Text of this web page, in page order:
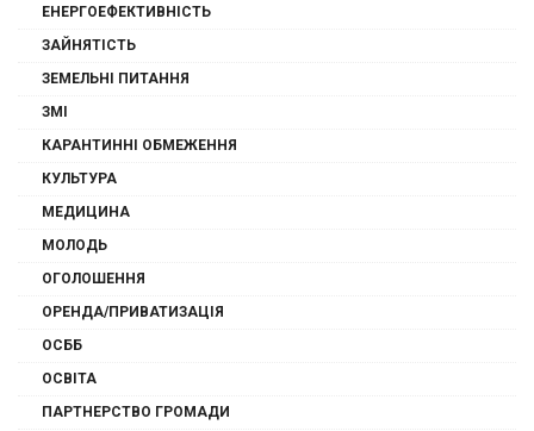
ЕНЕРГОЕФЕКТИВНІСТЬ
ЗАЙНЯТІСТЬ
ЗЕМЕЛЬНІ ПИТАННЯ
ЗМІ
КАРАНТИННІ ОБМЕЖЕННЯ
КУЛЬТУРА
МЕДИЦИНА
МОЛОДЬ
ОГОЛОШЕННЯ
ОРЕНДА/ПРИВАТИЗАЦІЯ
ОСББ
ОСВІТА
ПАРТНЕРСТВО ГРОМАДИ